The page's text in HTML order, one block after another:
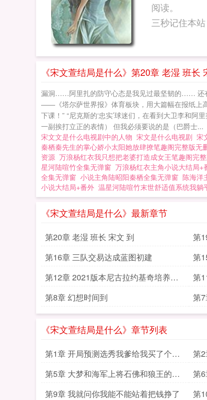
阅读。
《宋文萱结局是什么》第20章 老湿 班长
漏洞……阿里扎的防守心态是我见过最坚韧的…… 还
——《塔尔萨世界报》体育板块，用大篇幅在报纸上
下课！” “尼克斯的‘忠实’球迷们，在看到大卫李和
一副挨打立正的表情） 但我必须要说的是（巴爵士...
宋文文是什么电视剧中的人物 宋文是什么电视剧 宋
秦栖秦先生的掌心娇小太阳她放肆撩笔趣阁完整版无
资源 万浪杨红衣我只想把老婆打造成女王笔趣阁完
星河陆喧竹全集无弹窗 万浪杨红衣主角小说大结局+
全集无弹窗 小说主角陆昭阳秦栖全集无弹窗 陈海洋
小说大结局+番外 温星河陆喧竹末世舒适值系统我躺
《宋文萱结局是什么》最新章节
第20章 老湿 班长 宋文 到 第
第16章 三队交易达成蓝图初建
第
第12章 2021版本尼古拉约基奇培养模
板
第
第8章 幻想时间到
第
《宋文萱结局是什么》章节列表
第1章 开局预测选秀我爹给我买了个
NBA球队
第
第5章 大梦和海军上将石佛和狼王的差
别
第
第9章 我就问你我能不能站着把钱挣了
第